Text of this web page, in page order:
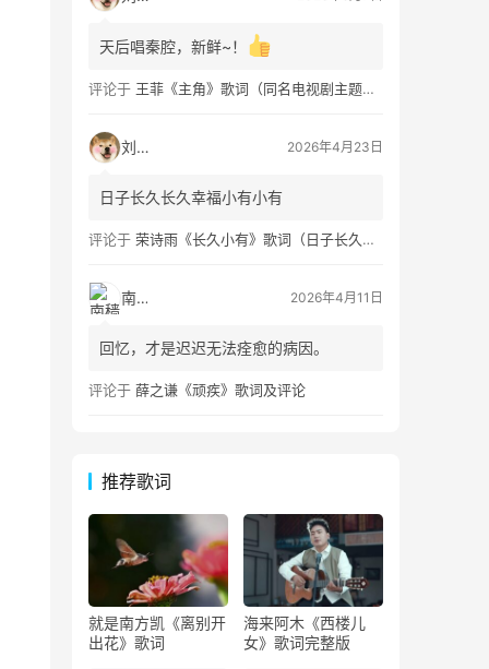
天后唱秦腔，新鲜~！
评论于 王菲《主角》歌词（同名电视剧主题曲）
刘看山 2026年4月23日
日子长久长久幸福小有小有
评论于 荣诗雨《长久小有》歌词（日子长久幸福小有）
南穑 2026年4月11日
回忆，才是迟迟无法痊愈的病因。
评论于 薛之谦《顽疾》歌词及评论
推荐歌词
就是南方凯《离别开
出花》歌词
海来阿木《西楼儿
女》歌词完整版